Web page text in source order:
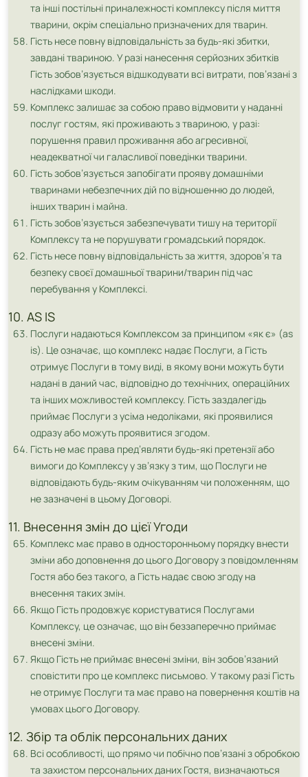
та інші постільні приналежності комплексу після миття
тварини, окрім спеціально призначених для тварин.
Гість несе повну відповідальність за будь-які збитки,
завдані твариною. У разі нанесення серйозних збитків
Гість зобов’язується відшкодувати всі витрати, пов’язані з
наслідками шкоди.
Комплекс залишає за собою право відмовити у наданні
послуг гостям, які проживають з твариною, у разі:
порушення правил проживання або агресивної,
неадекватної чи галасливої поведінки тварини.
Гість зобов’язується запобігати прояву домашніми
тваринами небезпечних дій по відношенню до людей,
інших тварин і майна.
Гість зобов’язується забезпечувати тишу на території
Комплексу та не порушувати громадський порядок.
Гість несе повну відповідальність за життя, здоров’я та
безпеку своєї домашньої тварини/тварин під час
перебування у Комплексі.
10. AS IS
Послуги надаються Комплексом за принципом «як є» (as
is). Це означає, що комплекс надає Послуги, а Гість
отримує Послуги в тому виді, в якому вони можуть бути
надані в даний час, відповідно до технічних, операційних
та інших можливостей комплексу. Гість заздалегідь
приймає Послуги з усіма недоліками, які проявилися
одразу або можуть проявитися згодом.
Гість не має права пред’являти будь-які претензії або
вимоги до Комплексу у зв’язку з тим, що Послуги не
відповідають будь-яким очікуванням чи положенням, що
не зазначені в цьому Договорі.
11. Внесення змін до цієї Угоди
Комплекс має право в односторонньому порядку внести
зміни або доповнення до цього Договору з повідомленням
Гостя або без такого, а Гість надає свою згоду на
внесення таких змін.
Якщо Гість продовжує користуватися Послугами
Комплексу, це означає, що він беззаперечно приймає
внесені зміни.
Якщо Гість не приймає внесені зміни, він зобов’язаний
сповістити про це комплекс письмово. У такому разі Гість
не отримує Послуги та має право на повернення коштів на
умовах цього Договору.
12. Збір та облік персональних даних
Всі особливості, що прямо чи побічно пов’язані з обробкою
та захистом персональних даних Гостя, визначаються